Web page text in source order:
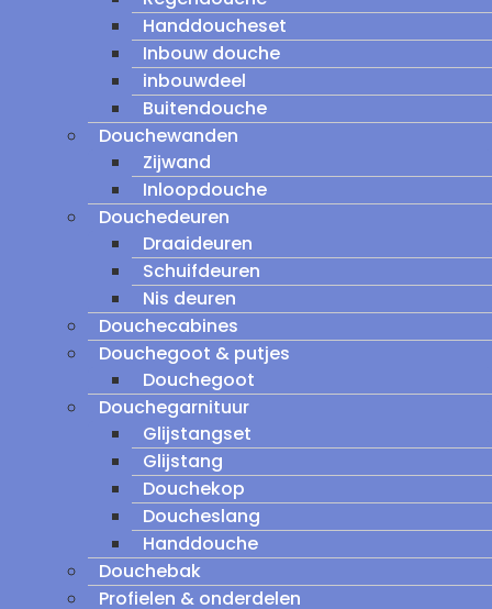
Handdoucheset
Inbouw douche
inbouwdeel
Buitendouche
Douchewanden
Zijwand
Inloopdouche
Douchedeuren
Draaideuren
Schuifdeuren
Nis deuren
Douchecabines
Douchegoot & putjes
Douchegoot
Douchegarnituur
Glijstangset
Glijstang
Douchekop
Doucheslang
Handdouche
Douchebak
Profielen & onderdelen